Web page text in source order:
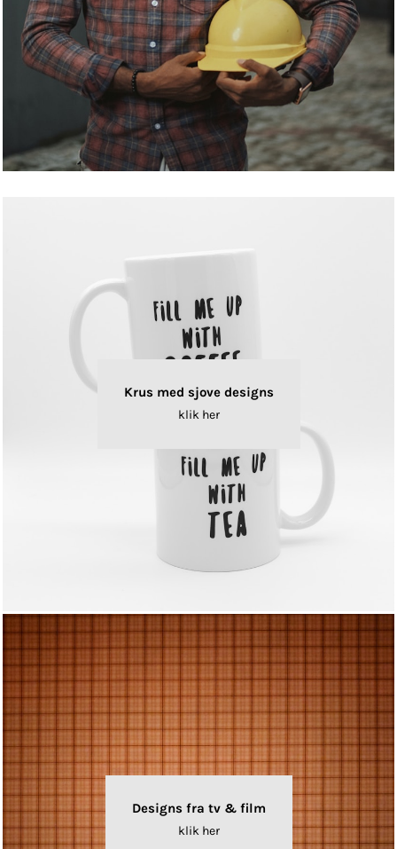
Krus med sjove designs
klik her
Designs fra tv & film
klik her